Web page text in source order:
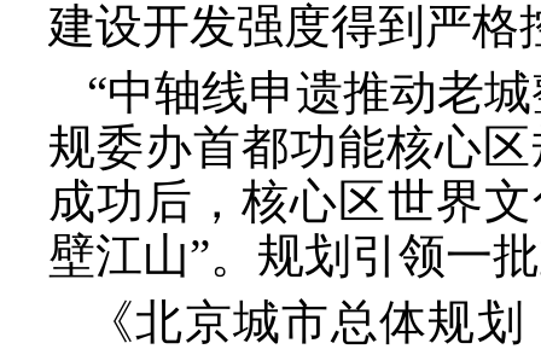
建设开发强度得到严格
“中轴线申遗推动老
规委办首都功能核心
成功后，核心区世界
壁江山”。规划引领一
《北京城市总体规划